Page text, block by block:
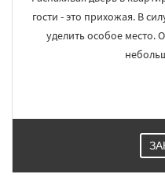
гости - это прихожая. В
уделить особое место.